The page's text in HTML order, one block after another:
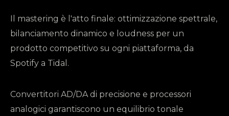
Il mastering è l'atto finale: ottimizzazione spettrale,
bilanciamento dinamico e loudness per un
prodotto competitivo su ogni piattaforma, da
Spotify a Tidal.
Convertitori AD/DA di precisione e processori
analogici garantiscono un equilibrio tonale